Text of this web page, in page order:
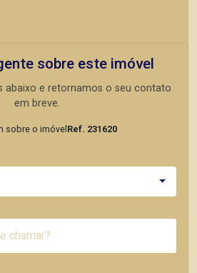
sobre este imóvel
abaixo e retornamos o seu contato
em breve.
sobre o imóvel Ref. 231620